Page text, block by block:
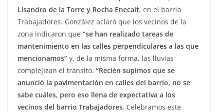
Lisandro de la Torre y Rocha Enecait, en el barrio
Trabajadores. González aclaró que los vecinos de la
zona indicaron que “se han realizado tareas de
mantenimiento en las calles perpendiculares a las que
mencionamos” y, de la misma forma, las lluvias
complejizan el tránsito. “Recién supimos que se
anunció la pavimentación en calles del barrio, no se
sabe cuáles, pero eso llena de expectativa a los
vecinos del barrio Trabajadores. Celebramos este